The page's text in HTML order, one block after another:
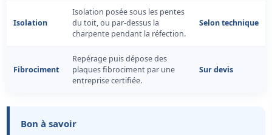
Isolation
Isolation posée sous les pentes
du toit, ou par-dessus la
charpente pendant la réfection.
Selon technique
Fibrociment
Repérage puis dépose des
plaques fibrociment par une
entreprise certifiée.
Sur devis
Bon à savoir